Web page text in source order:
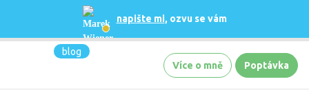
napište mi, ozvu se vám
blog
Více o mně
Poptávka